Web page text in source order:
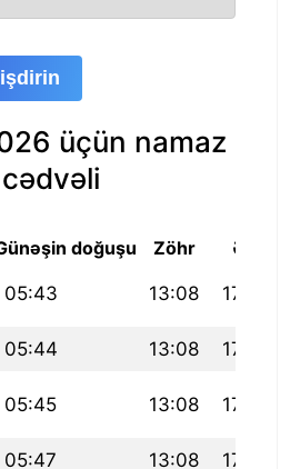
üçün namaz
cədvəli
doğuşu Zöhr Əsr
05:43 13:08 17:12
05:44 13:08 17:11
05:45 13:08 17:10
05:47 13:08 17:10